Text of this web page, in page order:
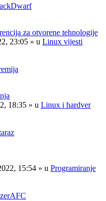
za otvorene tehnologije
23:05 » u Linux vijesti
18:35 » u Linux i hardver
15:54 » u Programiranje